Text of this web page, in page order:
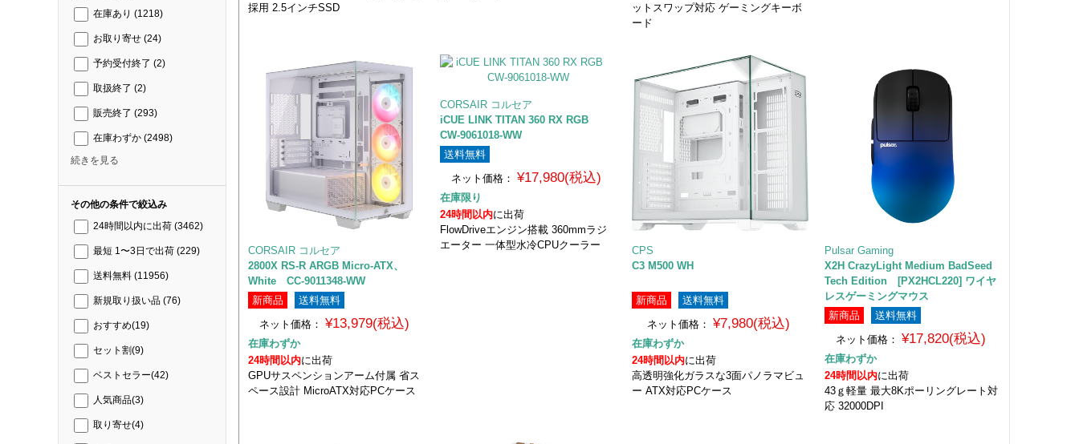
在庫あり (1218)
お取り寄せ (24)
予約受付終了 (2)
取扱終了 (2)
販売終了 (293)
在庫わずか (2498)
続きを見る
その他の条件で絞込み
24時間以内に出荷 (3462)
最短 1〜3日で出荷 (229)
送料無料 (11956)
新規取り扱い品 (76)
おすすめ(19)
セット割(9)
ベストセラー(42)
人気商品(3)
取り寄せ(4)
採用 2.5インチSSD
ットスワップ対応 ゲーミングキーボ
ード
CORSAIR コルセア
2800X RS-R ARGB Micro-ATX、
White CC-9011348-WW
新商品
送料無料
ネット価格：
¥13,979(税込)
在庫わずか
24時間以内に出荷
GPUサスペンションアーム付属 省ス
ペース設計 MicroATX対応PCケース
CORSAIR コルセア
iCUE LINK TITAN 360 RX RGB
CW-9061018-WW
送料無料
ネット価格：
¥17,980(税込)
在庫限り
24時間以内に出荷
FlowDriveエンジン搭載 360mmラジ
エーター 一体型水冷CPUクーラー
CPS
C3 M500 WH
新商品
送料無料
ネット価格：
¥7,980(税込)
在庫わずか
24時間以内に出荷
高透明強化ガラスな3面パノラマビュ
ー ATX対応PCケース
Pulsar Gaming
X2H CrazyLight Medium BadSeed
Tech Edition [PX2HCL220] ワイヤ
レスゲーミングマウス
新商品
送料無料
ネット価格： ¥17,820(税込)
在庫わずか
24時間以内に出荷
43ｇ軽量 最大8Kポーリングレート対
応 32000DPI